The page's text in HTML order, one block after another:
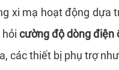
xi mạ hoạt động dựa
hỏi cường độ dòng điện
các thiết bị phụ trợ như